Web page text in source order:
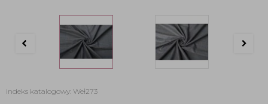
indeks katalogowy: Weł273